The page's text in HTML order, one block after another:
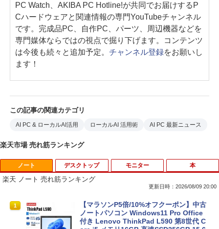
PC Watch、AKIBA PC Hotline!が共同でお届けするP
Cハードウェアと関連情報の専門YouTubeチャンネル
です。完成品PC、自作PC、パーツ、周辺機器などを
専門媒体ならではの視点で掘り下げます。コンテンツ
は今後も続々と追加予定。 チャンネル登録をお願いし
ます！
この記事の関連カテゴリ
AI PC & ローカルAI活用 ローカルAI 活用術 AI PC 最新ニュース
楽天市場 売れ筋ランキング
ノート
楽天 ノート 売れ筋ランキング
更新日時：2026/08/09 20:00
1
【マラソンP5倍/10%オフクーポン】中古
ノートパソコン Windows11 Pro Office
付き Lenovo ThinkPad L590 第8世代 C
デスクトップ モニター 本